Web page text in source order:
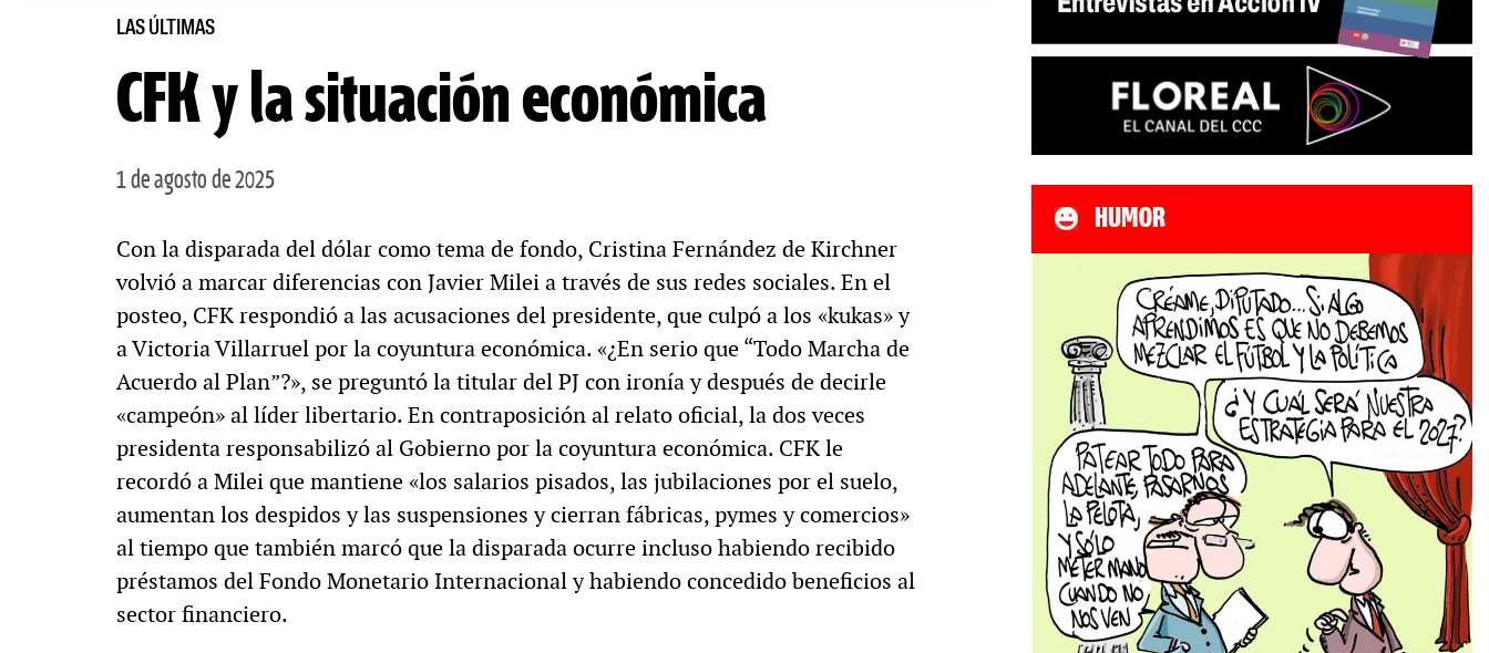
LAS ÚLTIMAS
CFK y la situación económica
1 de agosto de 2025
Con la disparada del dólar como tema de fondo, Cristina Fernández de Kirchner
volvió a marcar diferencias con Javier Milei a través de sus redes sociales. En el
posteo, CFK respondió a las acusaciones del presidente, que culpó a los «kukas» y
a Victoria Villarruel por la coyuntura económica. «¿En serio que “Todo Marcha de
Acuerdo al Plan”?», se preguntó la titular del PJ con ironía y después de decirle
«campeón» al líder libertario. En contraposición al relato oficial, la dos veces
presidenta responsabilizó al Gobierno por la coyuntura económica. CFK le
recordó a Milei que mantiene «los salarios pisados, las jubilaciones por el suelo,
aumentan los despidos y las suspensiones y cierran fábricas, pymes y comercios»
al tiempo que también marcó que la disparada ocurre incluso habiendo recibido
préstamos del Fondo Monetario Internacional y habiendo concedido beneficios al
sector financiero.
HUMOR